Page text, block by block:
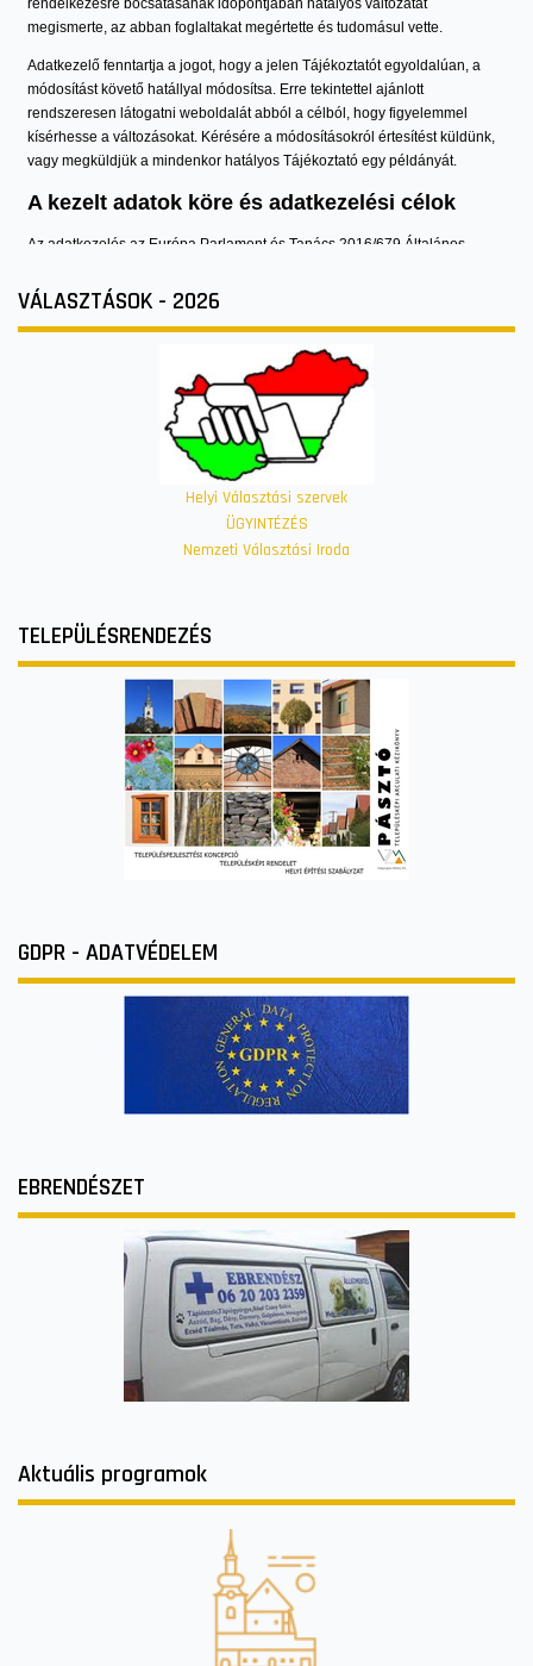
VÁLASZTÁSOK - 2026
Helyi Választási szervek
ÜGYINTÉZÉS
Nemzeti Választási Iroda
TELEPÜLÉSRENDEZÉS
GDPR - ADATVÉDELEM
EBRENDÉSZET
Aktuális programok